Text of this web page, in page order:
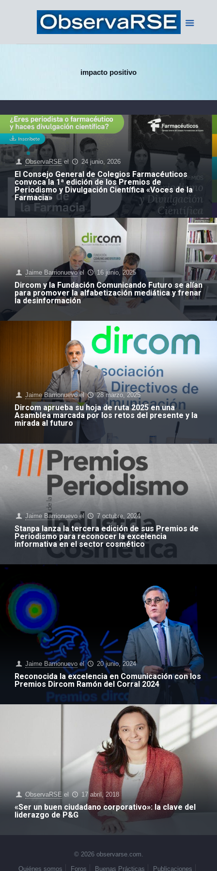
impacto positivo
ObservaRSE el 24 junio, 2026
El Consejo General de Colegios Farmacéuticos
convoca la 1ª edición de los Premios de
Periodismo y Divulgación Científica «Voces de la
Farmacia»
Jaime Barrionuevo el 16 junio, 2025
Dircom y la Fundación Comunicando Futuro se alían
para promover la alfabetización mediática y frenar
la desinformación
Jaime Barrionuevo el 28 marzo, 2025
Dircom aprueba su hoja de ruta 2025 en una
Asamblea marcada por los retos del presente y la
mirada al futuro
Jaime Barrionuevo el 7 octubre, 2024
Stanpa lanza la tercera edición de sus Premios de
Periodismo para reconocer la excelencia
informativa en el sector cosmético
Jaime Barrionuevo el 20 junio, 2024
Reconocida la excelencia en Comunicación con los
Premios Dircom Ramón del Corral 2024
ObservaRSE el 17 abril, 2018
«Ser un buen ciudadano corporativo»: la clave del
liderazgo de P&G
© 2026 observarse.com.
Quiénes somos
Foros Buenas Prácticas Publicaciones